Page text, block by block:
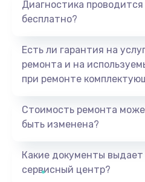
Диагностика проводится
бесплатно?
Есть ли гарантия на
ремонта и на
при ремонте
Стоимость ремонта
быть изменена?
Какие документы выдает
сервисный центр?